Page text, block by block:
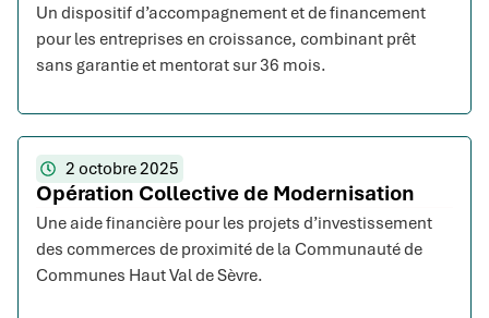
Un dispositif d’accompagnement et de financement
pour les entreprises en croissance, combinant prêt
sans garantie et mentorat sur 36 mois.
2 octobre 2025
Opération Collective de Modernisation
Une aide financière pour les projets d’investissement
des commerces de proximité de la Communauté de
Communes Haut Val de Sèvre.